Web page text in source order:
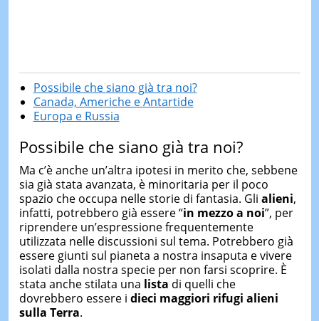
Possibile che siano già tra noi?
Canada, Americhe e Antartide
Europa e Russia
Possibile che siano già tra noi?
Ma c’è anche un’altra ipotesi in merito che, sebbene
sia già stata avanzata, è minoritaria per il poco
spazio che occupa nelle storie di fantasia. Gli alieni,
infatti, potrebbero già essere “in mezzo a noi”, per
riprendere un’espressione frequentemente
utilizzata nelle discussioni sul tema. Potrebbero già
essere giunti sul pianeta a nostra insaputa e vivere
isolati dalla nostra specie per non farsi scoprire. È
stata anche stilata una lista di quelli che
dovrebbero essere i dieci maggiori rifugi alieni
sulla Terra.